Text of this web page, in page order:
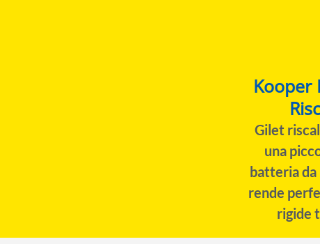
Kooper
Gilet
una
batteria
rende
rigide